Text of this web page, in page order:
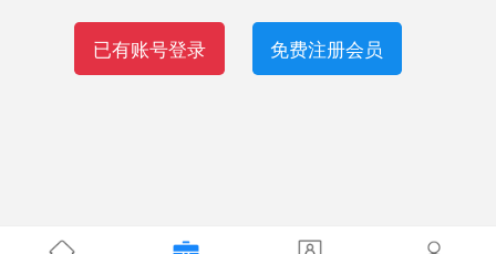
已有账号登录 免费注册会员